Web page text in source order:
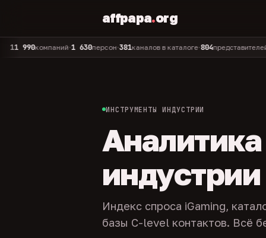
affpapa.org
компаний•1 630персон•381каналов в каталоге•804представителей•325
ИНСТРУМЕНТЫ ИНДУСТРИИ
индустрии
Индекс спроса iGaming,
базы C-level контактов. Всё